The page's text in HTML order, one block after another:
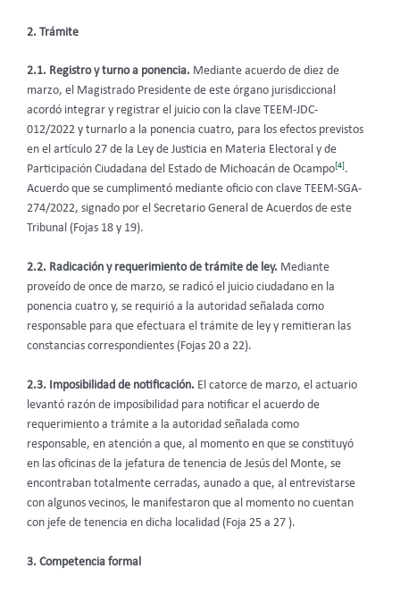
2. Trámite
2.1. Registro y turno a ponencia. Mediante acuerdo de diez de
marzo, el Magistrado Presidente de este órgano jurisdiccional
acordó integrar y registrar el juicio con la clave TEEM-JDC-
012/2022 y turnarlo a la ponencia cuatro, para los efectos previstos
en el artículo 27 de la Ley de Justicia en Materia Electoral y de
Participación Ciudadana del Estado de Michoacán de Ocampo[4].
Acuerdo que se cumplimentó mediante oficio con clave TEEM-SGA-
274/2022, signado por el Secretario General de Acuerdos de este
Tribunal (Fojas 18 y 19).
2.2. Radicación y requerimiento de trámite de ley. Mediante
proveído de once de marzo, se radicó el juicio ciudadano en la
ponencia cuatro y, se requirió a la autoridad señalada como
responsable para que efectuara el trámite de ley y remitieran las
constancias correspondientes (Fojas 20 a 22).
2.3. Imposibilidad de notificación. El catorce de marzo, el actuario
levantó razón de imposibilidad para notificar el acuerdo de
requerimiento a trámite a la autoridad señalada como
responsable, en atención a que, al momento en que se constituyó
en las oficinas de la jefatura de tenencia de Jesús del Monte, se
encontraban totalmente cerradas, aunado a que, al entrevistarse
con algunos vecinos, le manifestaron que al momento no cuentan
con jefe de tenencia en dicha localidad (Foja 25 a 27 ).
3. Competencia formal